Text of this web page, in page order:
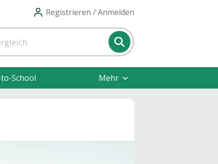
Registrieren / Anmelden
School Mehr